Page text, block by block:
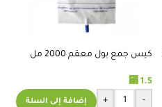
كيس جمع بول معقم 2000 مل
⃁ 1.5
-
+ إضافة إلى السلة